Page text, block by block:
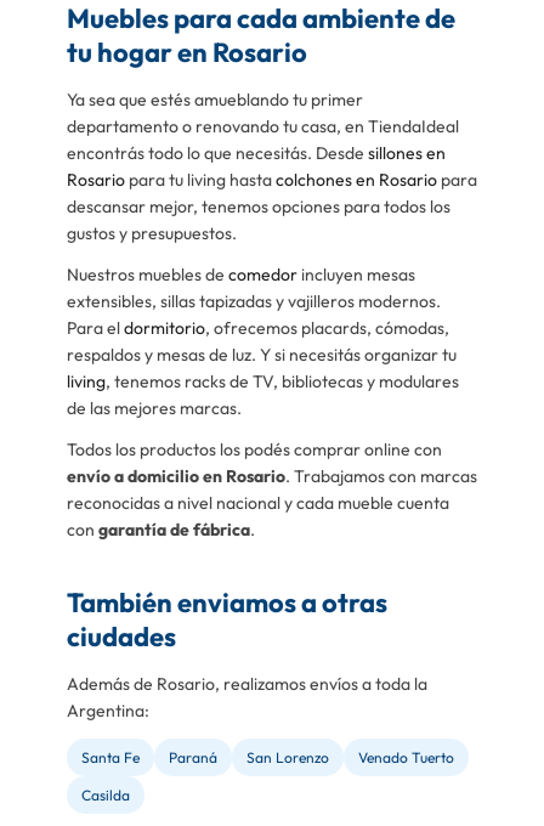
Muebles para cada ambiente de
tu hogar en Rosario
Ya sea que estés amueblando tu primer
departamento o renovando tu casa, en TiendaIdeal
encontrás todo lo que necesitás. Desde sillones en
Rosario para tu living hastacolchones en Rosario para
descansar mejor, tenemos opciones para todos los
gustos y presupuestos.
Nuestros muebles de comedor incluyen mesas
extensibles, sillas tapizadas y vajilleros modernos.
Para eldormitorio, ofrecemos placards, cómodas,
respaldos y mesas de luz. Y si necesitás organizar tu
living, tenemos racks de TV, bibliotecas y modulares
de las mejores marcas.
Todos los productos los podés comprar online con
envío a domicilio en Rosario. Trabajamos con marcas
reconocidas a nivel nacional y cada mueble cuenta
con garantía de fábrica.
También enviamos a otras
ciudades
Además de Rosario, realizamos envíos a toda la
Argentina:
Santa Fe Paraná San Lorenzo Venado Tuerto
Casilda